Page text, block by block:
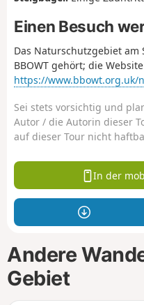
Einen Besuch
Das Naturschutzgebiet am
BBOWT gehört; die
https://www.bbowt.org.uk/
Sei stets vorsichtig und
Autor / die Autorin dieser
auf dieser Tour nicht
In der
Andere
Gebiet